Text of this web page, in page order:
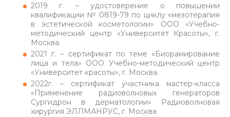
2019 г. – удостоверение о повышении
квалификации № 0819-79 по циклу «мезотерапия
в эстетической косметологии» ООО «Учебно-
методический центр «Университет Красоты», г.
Москва.
2021 г. – сертификат по теме «Биорамирование
лица и тела» ООО Учебно-методический центр
«Университет красоты», г. Москва.
2022г. – сертификат участника мастер-класса
«Применение радиоволновых генераторов
Сургидрон в дерматологии» Радиоволновая
хирургия ЭЛЛМАНРУС, г. Москва